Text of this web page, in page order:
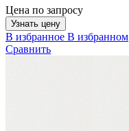
Цена по запросу
Узнать цену
В избранное В избранном
Сравнить